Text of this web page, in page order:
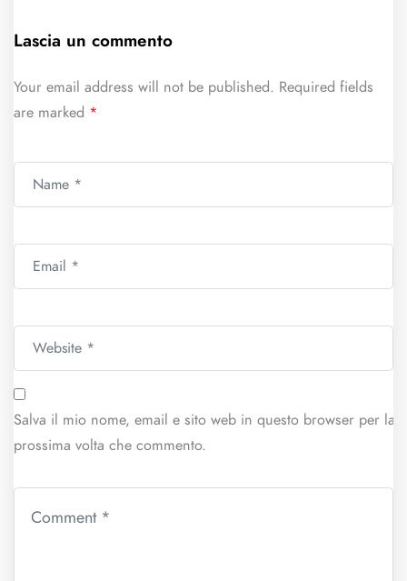
Lascia un commento
Your email address will not be published. Required fields
are marked *
Salva il mio nome, email e sito web in questo browser per la
prossima volta che commento.